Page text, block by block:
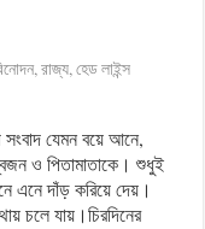
,রাজ্য,হেড লাইন্স
সংবাদ যেমন বয়ে আনে,
ও পিতামাতাকে। শুধুই
এনে দাঁড় করিয়ে দেয়।
চলে যায়।চিরদিনের